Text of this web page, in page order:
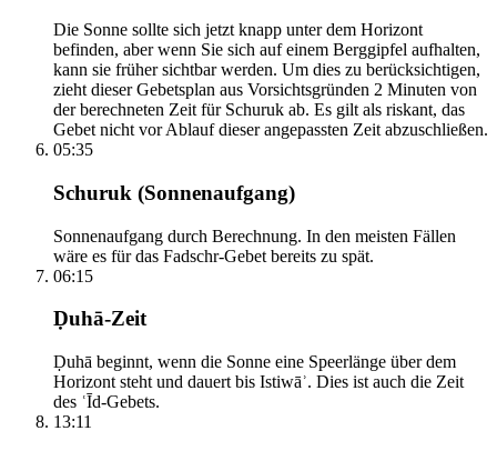
Die Sonne sollte sich jetzt knapp unter dem Horizont
befinden, aber wenn Sie sich auf einem Berggipfel aufhalten,
kann sie früher sichtbar werden. Um dies zu berücksichtigen,
zieht dieser Gebetsplan aus Vorsichtsgründen 2 Minuten von
der berechneten Zeit für Schuruk ab. Es gilt als riskant, das
Gebet nicht vor Ablauf dieser angepassten Zeit abzuschließen.
05:35
Schuruk (Sonnenaufgang)
Sonnenaufgang durch Berechnung. In den meisten Fällen
wäre es für das Fadschr-Gebet bereits zu spät.
06:15
Ḍuhā-Zeit
Ḍuhā beginnt, wenn die Sonne eine Speerlänge über dem
Horizont steht und dauert bis Istiwāʾ. Dies ist auch die Zeit
des ʿĪd-Gebets.
13:11